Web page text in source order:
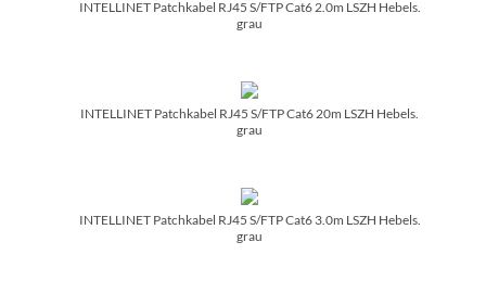
INTELLINET Patchkabel RJ45 S/­FTP Cat6 2.0m LSZH Hebels.
grau
INTELLINET Patchkabel RJ45 S/­FTP Cat6 20m LSZH Hebels.
grau
INTELLINET Patchkabel RJ45 S/­FTP Cat6 3.0m LSZH Hebels.
grau